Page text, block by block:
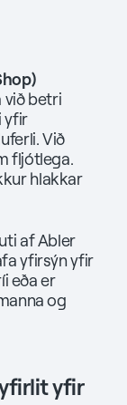
við betri
yfir
Við
fljótlega.
hlakkar
af Abler
yfirsýn yfir
eða er
og
yfir